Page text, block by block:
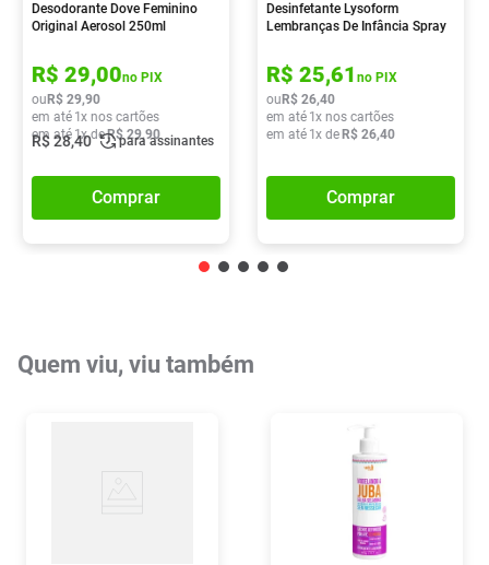
Desodorante Dove Feminino
Original Aerosol 250ml
R$ 29,00no PIX
ou R$ 29,90
em até 1x nos cartões
em até 1x deR$ 29,90
R$28,40 para assinantes
Comprar
Desinfetante Lysoform
Lembranças De Infância Spray
R$ 25,61 no PIX
ou R$ 26,40
em até 1x nos cartões
em até 1x de R$ 26,40
Comprar
Quem viu, viu também